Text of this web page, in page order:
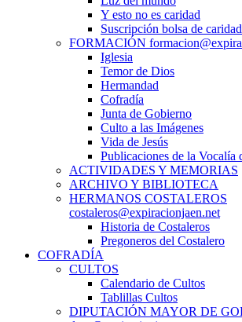
Y esto no es caridad
Suscripción bolsa de caridad
FORMACIÓN
Iglesia
Temor de Dios
Hermandad
Cofradía
Junta de Gobierno
Culto a las Imágenes
Vida de Jesús
Publicaciones de la Vocalía
ACTIVIDADES Y MEMORIAS
ARCHIVO Y BIBLIOTECA
HERMANOS COSTALEROS
costaleros@expiracionjaen.net
Historia de Costaleros
Pregoneros del Costalero
COFRADÍA
CULTOS
Calendario de Cultos
Tablillas Cultos
DIPUTACIÓN MAYOR DE